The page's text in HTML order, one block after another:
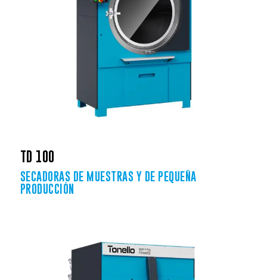
TD 100
SECADORAS DE MUESTRAS Y DE PEQUEÑA
PRODUCCIÓN